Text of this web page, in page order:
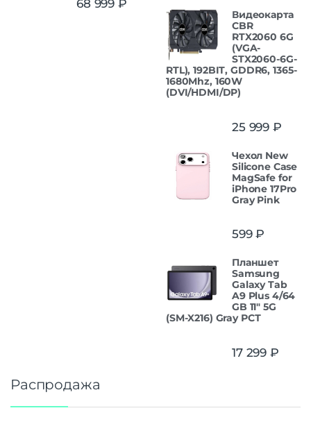
68 999 ₽
Видеокарта
CBR
RTX2060 6G
(VGA-
STX2060-6G-
RTL), 192BIT, GDDR6, 1365-
1680Mhz, 160W
(DVI/HDMI/DP)
25 999 ₽
Чехол New
Silicone Case
MagSafe for
iPhone 17Pro
Gray Pink
599₽
Планшет
Samsung
Galaxy Tab
A9 Plus 4/64
GB 11" 5G
(SM-X216) Gray РСТ
17 299 ₽
Распродажа